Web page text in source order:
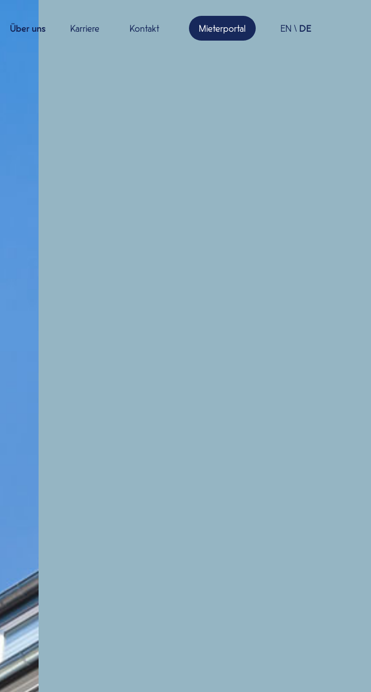
Über uns Karriere Kontakt Mieterportal EN \ DE
EN \ DE Close